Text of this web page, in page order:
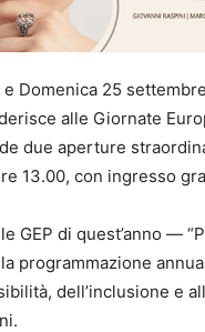
e Domenica 25
alle Giornate
due aperture
13.00, con ingresso
GEP di quest’anno —
programmazione
dell’inclusione e